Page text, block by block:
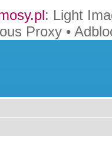
: Light
Proxy •